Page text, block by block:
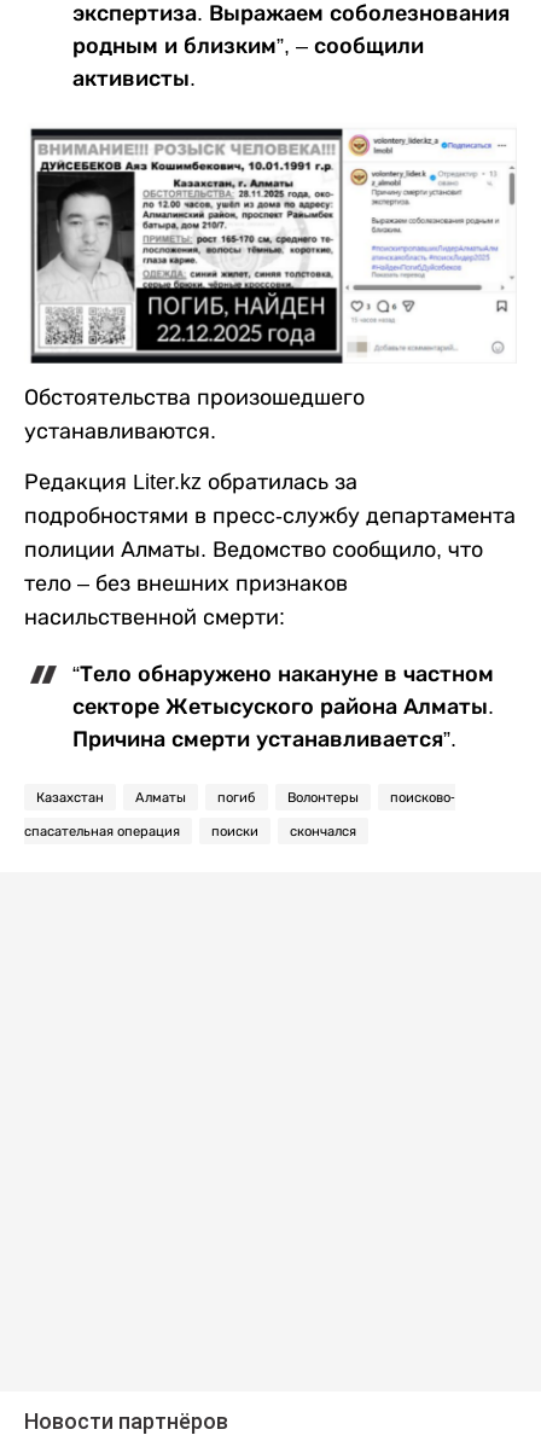
экспертиза. Выражаем соболезнования
родным и близким”, – сообщили
активисты.
Обстоятельства произошедшего
устанавливаются.
Редакция Liter.kz обратилась за
подробностями в пресс-службу департамента
полиции Алматы. Ведомство сообщило, что
тело – без внешних признаков
насильственной смерти:
“Тело обнаружено накануне в частном
секторе Жетысуского района Алматы.
Причина смерти устанавливается”.
Казахстан Алматы погиб Волонтеры поисково-
спасательная операция поиски скончался